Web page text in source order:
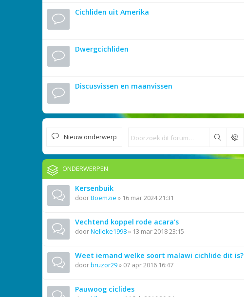
Cichliden uit Amerika
Dwergcichliden
Discusvissen en maanvissen
Nieuw onderwerp Zoek
ONDERWERPEN
Kersenbuik
doorBoemzie » 16 mar 2024 21:31
Vechtend koppel rode acara's
doorNelleke1998» 13 mar 2018 23:15
Weet iemand welke soort malawi cichlide dit is?
doorbruzor29» 07 apr 2016 16:47
Pauwoog ciclides